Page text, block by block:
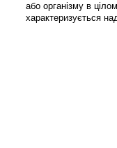
або організму в
характеризується